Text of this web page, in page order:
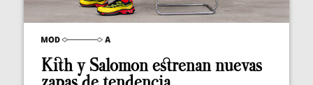
Kith y Salomon estrenan nuevas